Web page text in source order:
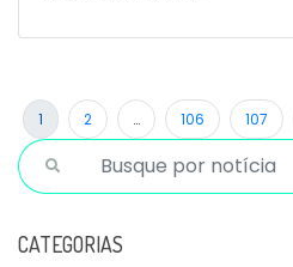
1 2 … 106 107
CATEGORIAS